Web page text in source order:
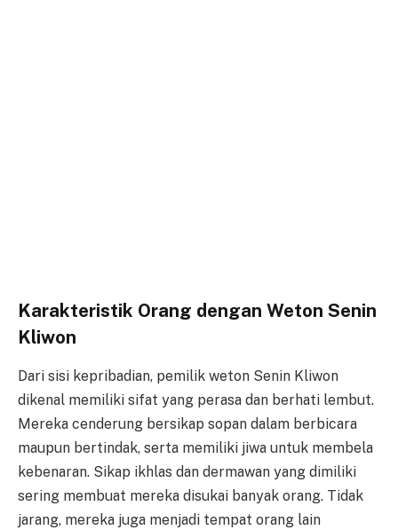
Karakteristik Orang dengan Weton Senin
Kliwon
Dari sisi kepribadian, pemilik weton Senin Kliwon
dikenal memiliki sifat yang perasa dan berhati lembut.
Mereka cenderung bersikap sopan dalam berbicara
maupun bertindak, serta memiliki jiwa untuk membela
kebenaran. Sikap ikhlas dan dermawan yang dimiliki
sering membuat mereka disukai banyak orang. Tidak
jarang, mereka juga menjadi tempat orang lain